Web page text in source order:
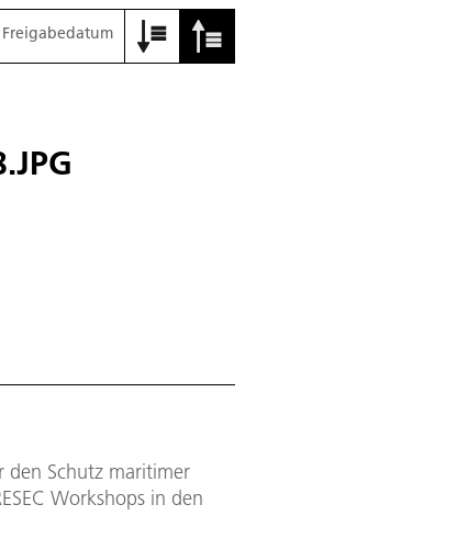
Freigabedatum
den Schutz maritimer
Workshops in den